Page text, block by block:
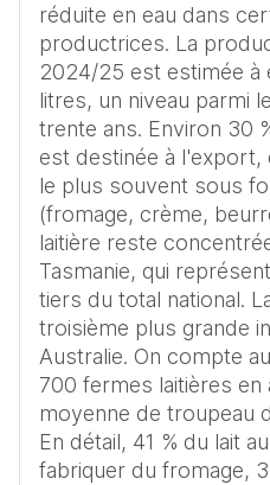
réduite en eau dans
productrices. La
2024/25 est estimée à
litres, un niveau parmi
trente ans. Environ 30
est destinée à l'export,
le plus souvent sous
(fromage, crème,
laitière reste
Tasmanie, qui
tiers du total national.
troisième plus grande
Australie. On compte
700 fermes laitières en
moyenne de troupeau
En détail, 41 % du lait
fabriquer du fromage,